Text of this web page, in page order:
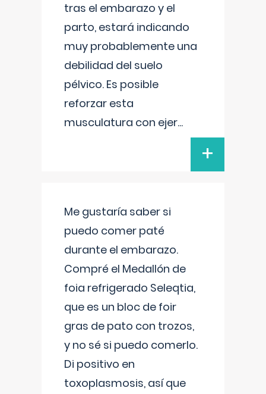
tras el embarazo y el
parto, estará indicando
muy probablemente una
debilidad del suelo
pélvico. Es posible
reforzar esta
musculatura con ejer...
+
Me gustaría saber si
puedo comer paté
durante el embarazo.
Compré el Medallón de
foia refrigerado Seleqtia,
que es un bloc de foir
gras de pato con trozos,
y no sé si puedo comerlo.
Di positivo en
toxoplasmosis, así que